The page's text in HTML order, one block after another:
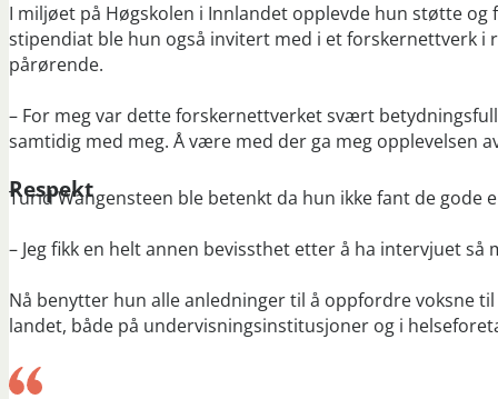
I miljøet på Høgskolen i Innlandet opplevde hun støtte
stipendiat ble hun også invitert med i et forskernettverk i
pårørende.
– For meg var dette forskernettverket svært
samtidig med meg. Å være med der ga meg opplevelsen
Respekt
Turid Wangensteen ble betenkt da hun ikke fant de gode
– Jeg fikk en helt annen bevissthet etter å ha intervjuet så
Nå benytter hun alle anledninger til å oppfordre voksne
landet, både på undervisningsinstitusjoner og i